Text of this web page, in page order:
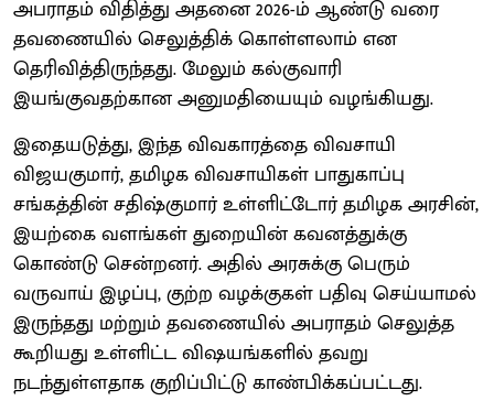
அபராதம் விதித்து அதனை 2026-ம் ஆண்டு வரை
தவணையில் செலுத்திக் கொள்ளலாம் என
தெரிவித்திருந்தது. மேலும் கல்குவாரி
இயங்குவதற்கான அனுமதியையும் வழங்கியது.
இதையடுத்து, இந்த விவகாரத்தை விவசாயி
விஜயகுமார், தமிழக விவசாயிகள் பாதுகாப்பு
சங்கத்தின் சதிஷ்குமார் உள்ளிட்டோர் தமிழக அரசின்,
இயற்கை வளங்கள் துறையின் கவனத்துக்கு
கொண்டு சென்றனர். அதில் அரசுக்கு பெரும்
வருவாய் இழப்பு, குற்ற வழக்குகள் பதிவு செய்யாமல்
இருந்தது மற்றும் தவணையில் அபராதம் செலுத்த
கூறியது உள்ளிட்ட விஷயங்களில் தவறு
நடந்துள்ளதாக குறிப்பிட்டு காண்பிக்கப்பட்டது.